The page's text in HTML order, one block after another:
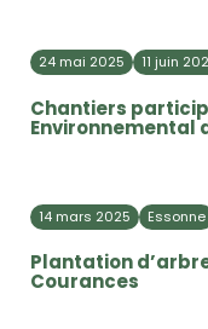
24 mai 2025 11 juin
Chantiers
Environnemental
14 mars 2025 Essonne
Plantation
Courances